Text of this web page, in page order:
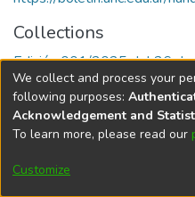
Collections
Edición 001/2025 del 26
Universidad
We collect and process your
following purposes:
Acknowledgement and
To learn more, please read our
Customize